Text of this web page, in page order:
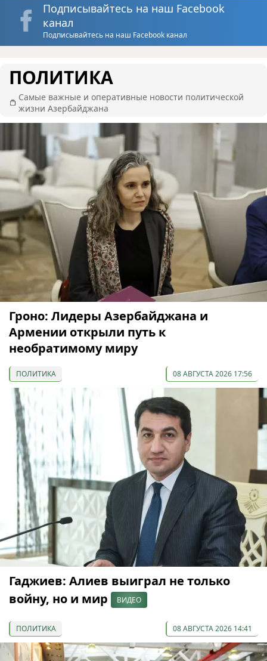
Подписывайтесь на наш Facebook
канал
Подписывайтесь на наш Facebook канал
ПОЛИТИКА
Самые важные и оперативные новости политической
жизни Азербайджана
Гроно: Лидеры Азербайджана и
Армении открыли путь к
необратимому миру
ПОЛИТИКА 08 АВГУСТА 2026 17:56
Гаджиев: Алиев выиграл не только
войну, но и мир
ВИДЕО
ПОЛИТИКА 08 АВГУСТА 2026 14:41